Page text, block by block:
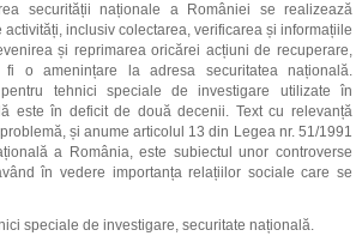
securității naționale a României se realizează
inclusiv colectarea, verificarea și informațiile
și reprimarea oricărei acțiuni de recuperare,
o amenințare la adresa securitatea națională.
tehnici speciale de investigare utilizate în
este în deficit de două decenii. Text cu relevanță
și anume articolul 13 din Legea nr. 51/1991
a România, este subiectul unor controverse
în vedere importanța relațiilor sociale care se
speciale de investigare, securitate națională.